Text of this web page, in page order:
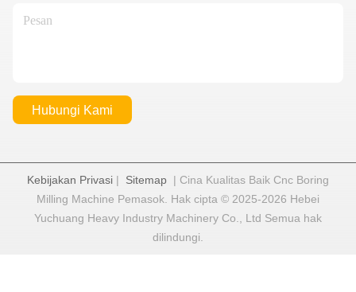
Hubungi Kami
Kebijakan Privasi | Sitemap | Cina Kualitas Baik Cnc Boring
Milling Machine Pemasok. Hak cipta © 2025-2026 Hebei
Yuchuang Heavy Industry Machinery Co., Ltd Semua hak
dilindungi.